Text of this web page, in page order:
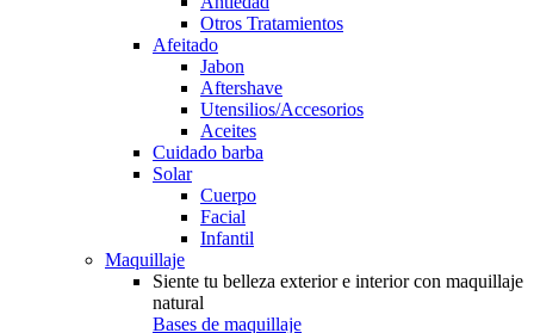
Otros Tratamientos
Afeitado
Jabon
Aftershave
Utensilios/Accesorios
Aceites
Cuidado barba
Solar
Cuerpo
Facial
Infantil
Maquillaje
Siente tu belleza exterior e interior con maquillaje
natural
Bases de maquillaje